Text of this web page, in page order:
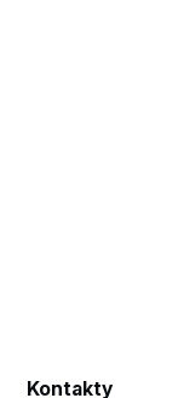
Kontakty